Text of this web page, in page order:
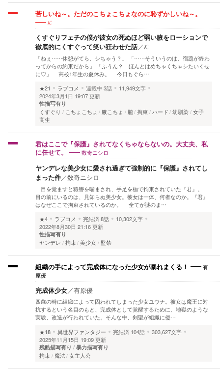
苦しいね～。ただのこちょこちょなのに恥ずかしいね～。
𝓚
くすぐりフェチの僕が彼女の死ぬほど弱い腋をローションで
徹底的にくすぐって笑い狂わせた話／𝓚
「ねぇ……休憩がてら、シちゃう？」 「……そういうのは、宿題が終わ
ってからの約束だから」 「ふうん？ ほんとはめちゃくちゃシたいくせ
に♡」 高校1年生の夏休み。 今日もぐら…
★21
ラブコメ 連載中 3話
11,949文字
2024年3月1日 19:07 更新
性描写有り
くすぐり こちょこちょ 腋こちょ 脇 拘束 ハード 幼馴染
女子
高生
君はここで『保護』されてなくちゃならないの。大丈夫、私
に任せて。
数奇ニシロ
ヤンデレな美少女に愛され過ぎて強制的に『保護』されてし
まった件／数奇ニシロ
目を覚ますと猿轡を噛まされ、手足を枷で拘束されていた『君』。
目の前にいるのは、見知らぬ美少女。彼女は一体、何者なのか。『君』
はなぜここで拘束されているのか。 全てが謎のま…
★4
ラブコメ 完結済8話
10,302文字
2022年8月30日 21:16 更新
性描写有り
ヤンデレ 拘束 美少女 監禁
組織の手によって完成体になった少女が暴れまくる！
有
原優
完成体少女／有原優
四歳の時に組織によって囚われてしまった少女ユウナ。彼女は魔王に対
抗するという名目のもと、完成体として覚醒するために、地獄のような
実験、改造が行われていた。そんな中、剣聖が組織に侵…
★18
異世界ファンタジー 完結済 104話
303,627文字
2025年11月15日 19:09 更新
残酷描写有り 暴力描写有り
拘束 魔法 女主人公